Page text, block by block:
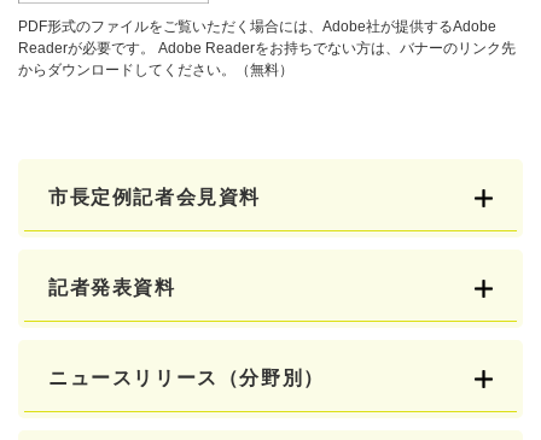
PDF形式のファイルをご覧いただく場合には、Adobe社が提供するAdobe
Readerが必要です。
Adobe Readerをお持ちでない方は、バナーのリンク先
からダウンロードしてください。（無料）
市長定例記者会見資料
記者発表資料
ニュースリリース（分野別）